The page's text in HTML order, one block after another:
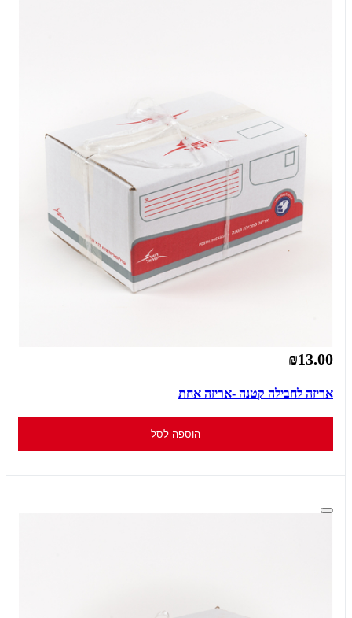
₪13.00
אריזה לחבילה קטנה -אריזה אחת
הוספה לסל